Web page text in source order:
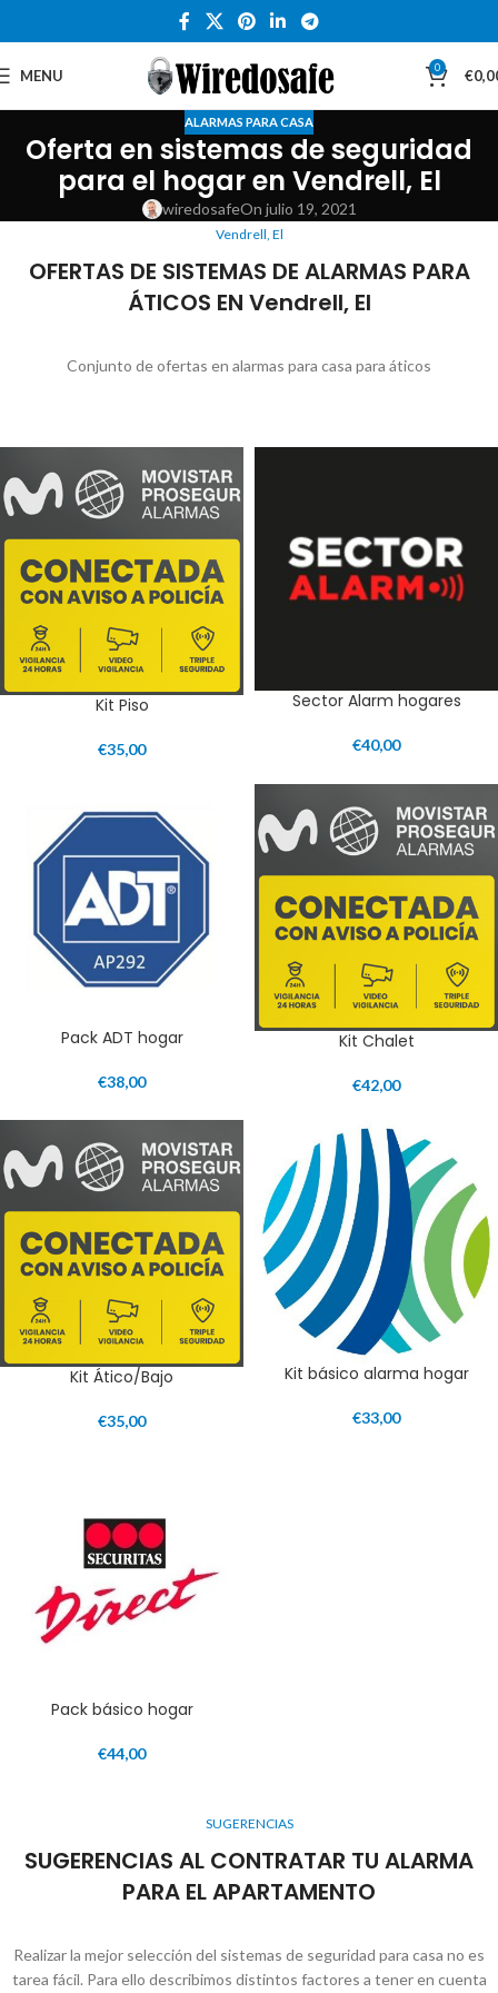
MENU 0 €
ALARMAS PARA CASA
Oferta en sistemas de seguridad
para el hogar en Vendrell, El
wiredosafeOn julio 19, 2021
Vendrell, El
OFERTAS DE SISTEMAS DE ALARMAS PARA
ÁTICOS EN Vendrell, El
Conjunto de ofertas en alarmas para casa para áticos
Kit Piso
€35,00
Sector Alarm hogares
€40,00
Pack ADT hogar
€38,00
Kit Chalet
€42,00
Kit Ático/Bajo
€35,00
Kit básico alarma hogar
€33,00
Pack básico hogar
€44,00
SUGERENCIAS
SUGERENCIAS AL CONTRATAR TU ALARMA
PARA EL APARTAMENTO
Realizar la mejor selección del sistemas de seguridad para casa no es
tarea fácil. Para ello describimos distintos factores a tener en cuenta